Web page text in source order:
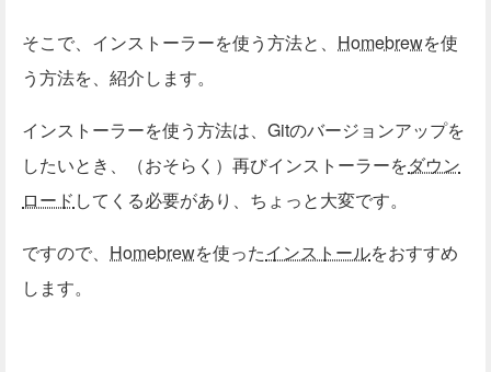
そこで、インストーラーを使う方法と、 Homebrewを使
う方法を、紹介します。
インストーラーを使う方法は、Gitのバージョンアップを
したいとき、（おそらく）再びインストーラーをダウン
ロード してくる必要があり、ちょっと大変です。
ですので、 Homebrewを使ったインストールをおすすめ
します。